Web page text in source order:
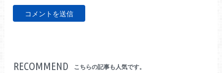
RECOMMEND こちらの記事も人気です。